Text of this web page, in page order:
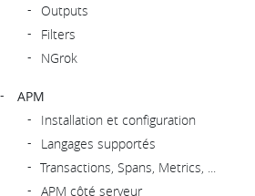
Outputs
Filters
NGrok
APM
Installation et configuration
Langages supportés
Transactions, Spans, Metrics, ...
APM côté serveur